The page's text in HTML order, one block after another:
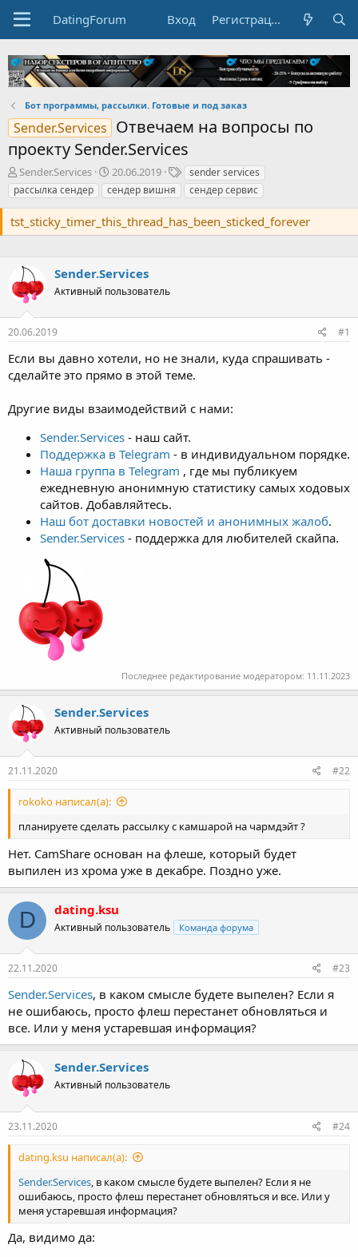
DatingForum Вход Регистрация
Бот программы, рассылки. Готовые и под заказ
Sender.Services Отвечаем на вопросы по
проекту Sender.Services
А
в
т
р
м
ы
Sender.Services
Д
а
т
а
н
а
л
20.06.2019
Т
е
г
sender services
рассылка сендер
сендер вишня сендер сервис
tst_sticky_timer_this_thread_has_been_sticked_forever
Sender.Services
Активный пользователь
20.06.2019 #1
Если вы давно хотели, но не знали, куда спрашивать -
сделайте это прямо в этой теме.
Другие виды взаимодействий с нами:
Sender.Services - наш сайт.
Поддержка в Telegram - в индивидуальном порядке.
Наша группа в Telegram , где мы публикуем
ежедневную анонимную статистику самых ходовых
сайтов. Добавляйтесь.
Наш бот доставки новостей и анонимных жалоб.
Sender.Services - поддержка для любителей скайпа.
Последнее редактирование модератором: 11.11.2023
Sender.Services
Активный пользователь
21.11.2020 #22
rokoko написал(а):
планируете сделать рассылку с камшарой на чармдэйт ?
Нет. CamShare основан на флеше, который будет
выпилен из хрома уже в декабре. Поздно уже.
D dating.ksu
Активный пользователь Команда форума
22.11.2020 #23
Sender.Services, в каком смысле будете выпелен? Если я
не ошибаюсь, просто флеш перестанет обновляться и
все. Или у меня устаревшая информация?
Sender.Services
Активный пользователь
23.11.2020 #24
dating.ksu написал(а):
Sender.Services, в каком смысле будете выпелен? Если я не
ошибаюсь, просто флеш перестанет обновляться и все. Или у
меня устаревшая информация?
Да, видимо да: